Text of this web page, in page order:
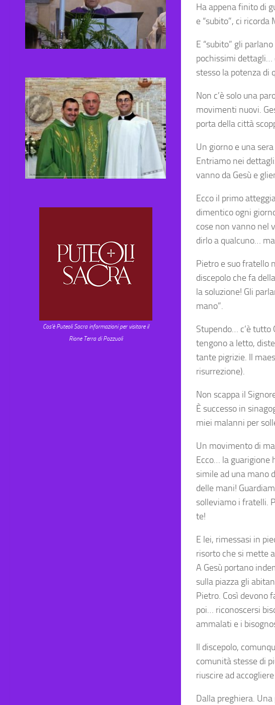
Ha appena finito di
e “subito”, ci ricorda
E “subito” gli
pochissimi dettagli…
stesso la potenza di
Non c’è solo una
movimenti nuovi.
porta della città
Un giorno e una
Entriamo nei
vanno da Gesù e
Ecco il primo
dimentico ogni
cose non vanno nel
dirlo a qualcuno…
Pietro e suo fratello
discepolo che fa
la soluzione! Gli
mano”.
Stupendo… c’è tutto
tengono a letto,
tante pigrizie. Il
risurrezione).
Non scappa il
È successo in
miei malanni per
Un movimento di
Ecco… la guarigione
simile ad una mano
delle mani!
solleviamo i fratelli.
te!
E lei, rimessasi in
risorto che si mette
A Gesù portano
sulla piazza gli
Pietro. Così devono
poi… riconoscersi
ammalati e i
Il discepolo,
comunità stesse di
riuscire ad
Dalla preghiera.
Cos'è Puteoli Sacra informazioni per visitare il
Rione Terra di Pozzuoli